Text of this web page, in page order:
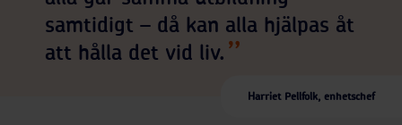
samtidigt – då kan alla hjälpas åt
att hålla det vid liv.
Harriet Pellfolk, enhetschef